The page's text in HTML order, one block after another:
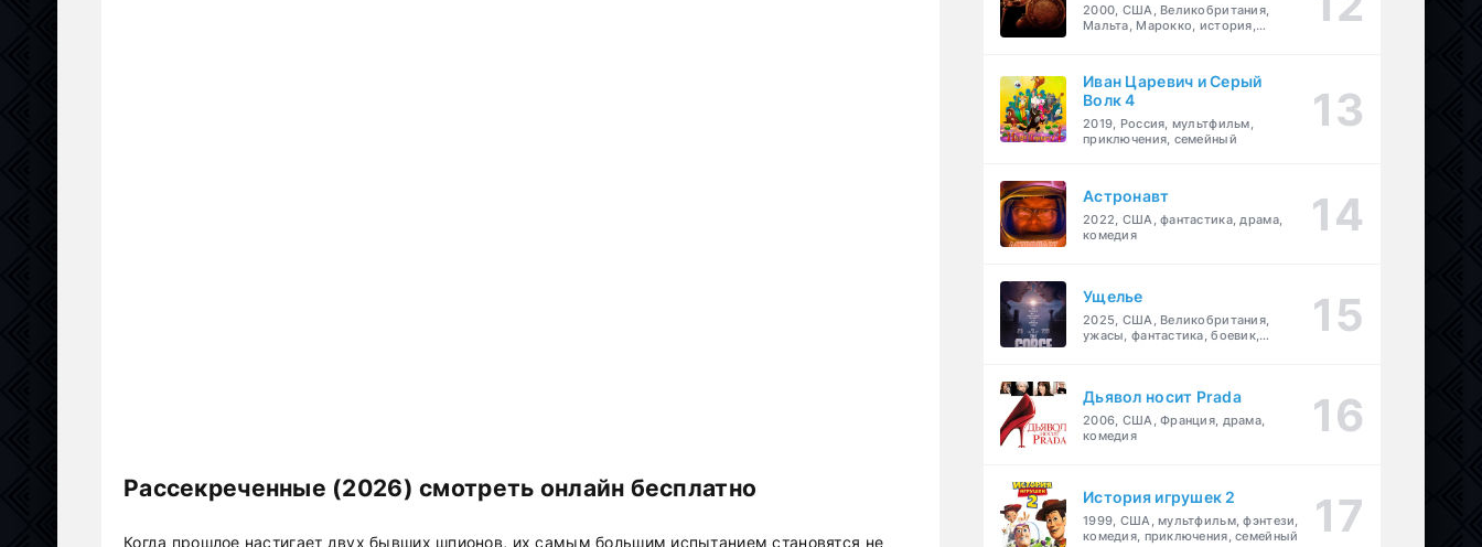
Рассекреченные (2026) смотреть онлайн бесплатно
Когда прошлое настигает двух бывших шпионов, их самым большим испытанием становятся не
2000, США, Великобритания,
Мальта, Марокко, история,
Иван Царевич и Серый
Волк 4
2019, Россия, мультфильм,
приключения, семейный
Астронавт
2022, США, фантастика, драма,
комедия
Ущелье
2025, США, Великобритания,
ужасы, фантастика, боевик,
Дьявол носит Prada
2006, США, Франция, драма,
комедия
История игрушек 2
1999, США, мультфильм, фэнтези,
комедия, приключения, семейный